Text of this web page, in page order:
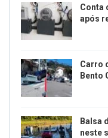
Conta
após
Carro
Bento
Balsa
neste